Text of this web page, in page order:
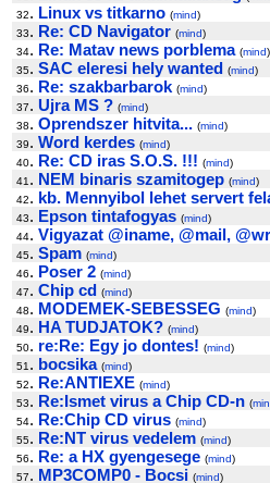
32. Linux vs titkarno (mind)
33. Re: CD Navigator (mind)
34. Re: Matav news porblema (mind)
35. SAC eleresi hely wanted (mind)
36. Re: szakbarbarok (mind)
37. Ujra MS ? (mind)
38. Oprendszer hitvita... (mind)
39. Word kerdes (mind)
40. Re: CD iras S.O.S. !!! (mind)
41 . NEM binaris szamitogep (mind)
42. kb. Mennyibol lehet servert
43. Epson tintafogyas (mind)
44. Vigyazat @iname, @mail,
45. Spam (mind)
46. Poser 2 (mind)
47. Chip cd (mind)
48. MODEMEK-SEBESSEG (mind)
49. HA TUDJATOK? (mind)
50. re:Re: Egy jo dontes! (mind)
51 . bocsika (mind)
52. Re:ANTIEXE (mind)
53. Re:Ismet virus a Chip CD-n (
54. Re:Chip CD virus (mind)
55. Re:NT virus vedelem (mind)
56. Re: a HX gyengesege (mind)
57. MP3COMP0 - Bocsi (mind)